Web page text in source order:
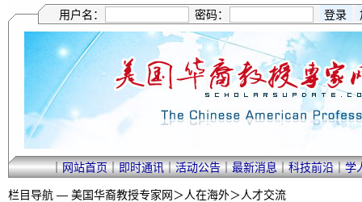
用户名： 密码：
｜网站首页｜即时通讯｜活动公告｜最新消息｜科技前沿｜学
栏目导航 — 美国华裔教授专家网＞人在海外＞人才交流